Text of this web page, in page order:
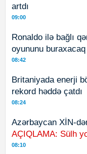
artdı
09:00
Ronaldo ilə bağlı
oyununu buraxacaq
08:42
Britaniyada enerji
rekord həddə çatdı
08:24
Azərbaycan XİN-
AÇIQLAMA: Sülh
08:10